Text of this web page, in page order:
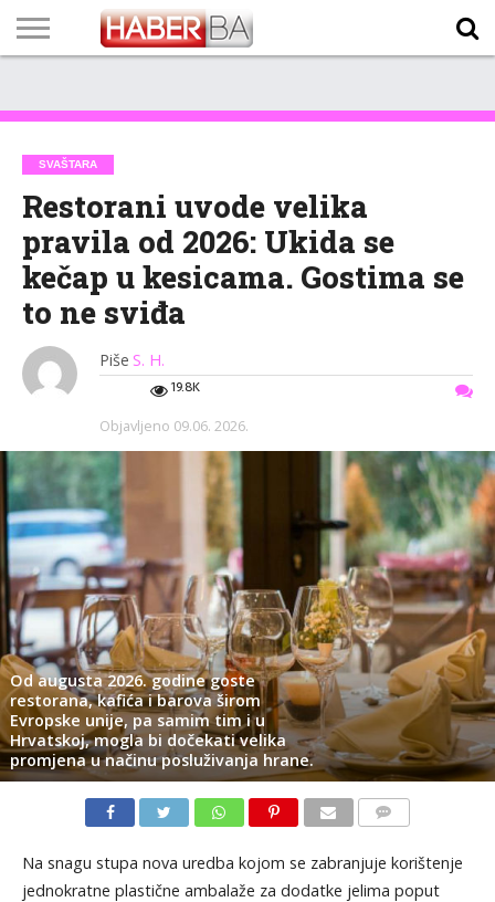
TECH
PROGRAM
PROGNOZA
PUTEVIMA
LISTA
NAMA
SVAŠTARA
Restorani uvode velika
pravila od 2026: Ukida se
kečap u kesicama. Gostima se
to ne sviđa
Piše S. H.
19.8K
Objavljeno 09.06. 2026.
Od augusta 2026. godine goste
restorana, kafića i barova širom
Evropske unije, pa samim tim i u
Hrvatskoj, mogla bi dočekati velika
promjena u načinu posluživanja hrane.
Na snagu stupa nova uredba kojom se zabranjuje korištenje
jednokratne plastične ambalaže za dodatke jelima poput